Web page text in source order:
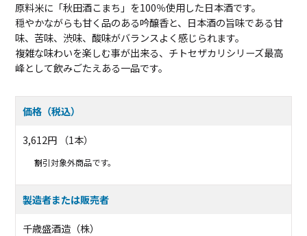
原料米に「秋田酒こまち」を100％使用した日本酒です。
穏やかながらも甘く品のある吟醸香と、日本酒の旨味である甘
味、苦味、渋味、酸味がバランスよく感じられます。
複雑な味わいを楽しむ事が出来る、チトセザカリシリーズ最高
峰として飲みごたえある一品です。
価格（税込）
3,612円 （1本）
割引対象外商品です。
製造者または販売者
千歳盛酒造（株）